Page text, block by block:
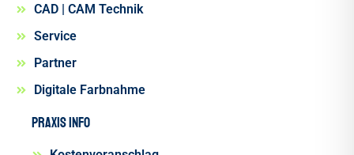
CAD | CAM Technik
Service
Partner
Digitale Farbnahme
Praxis INFO